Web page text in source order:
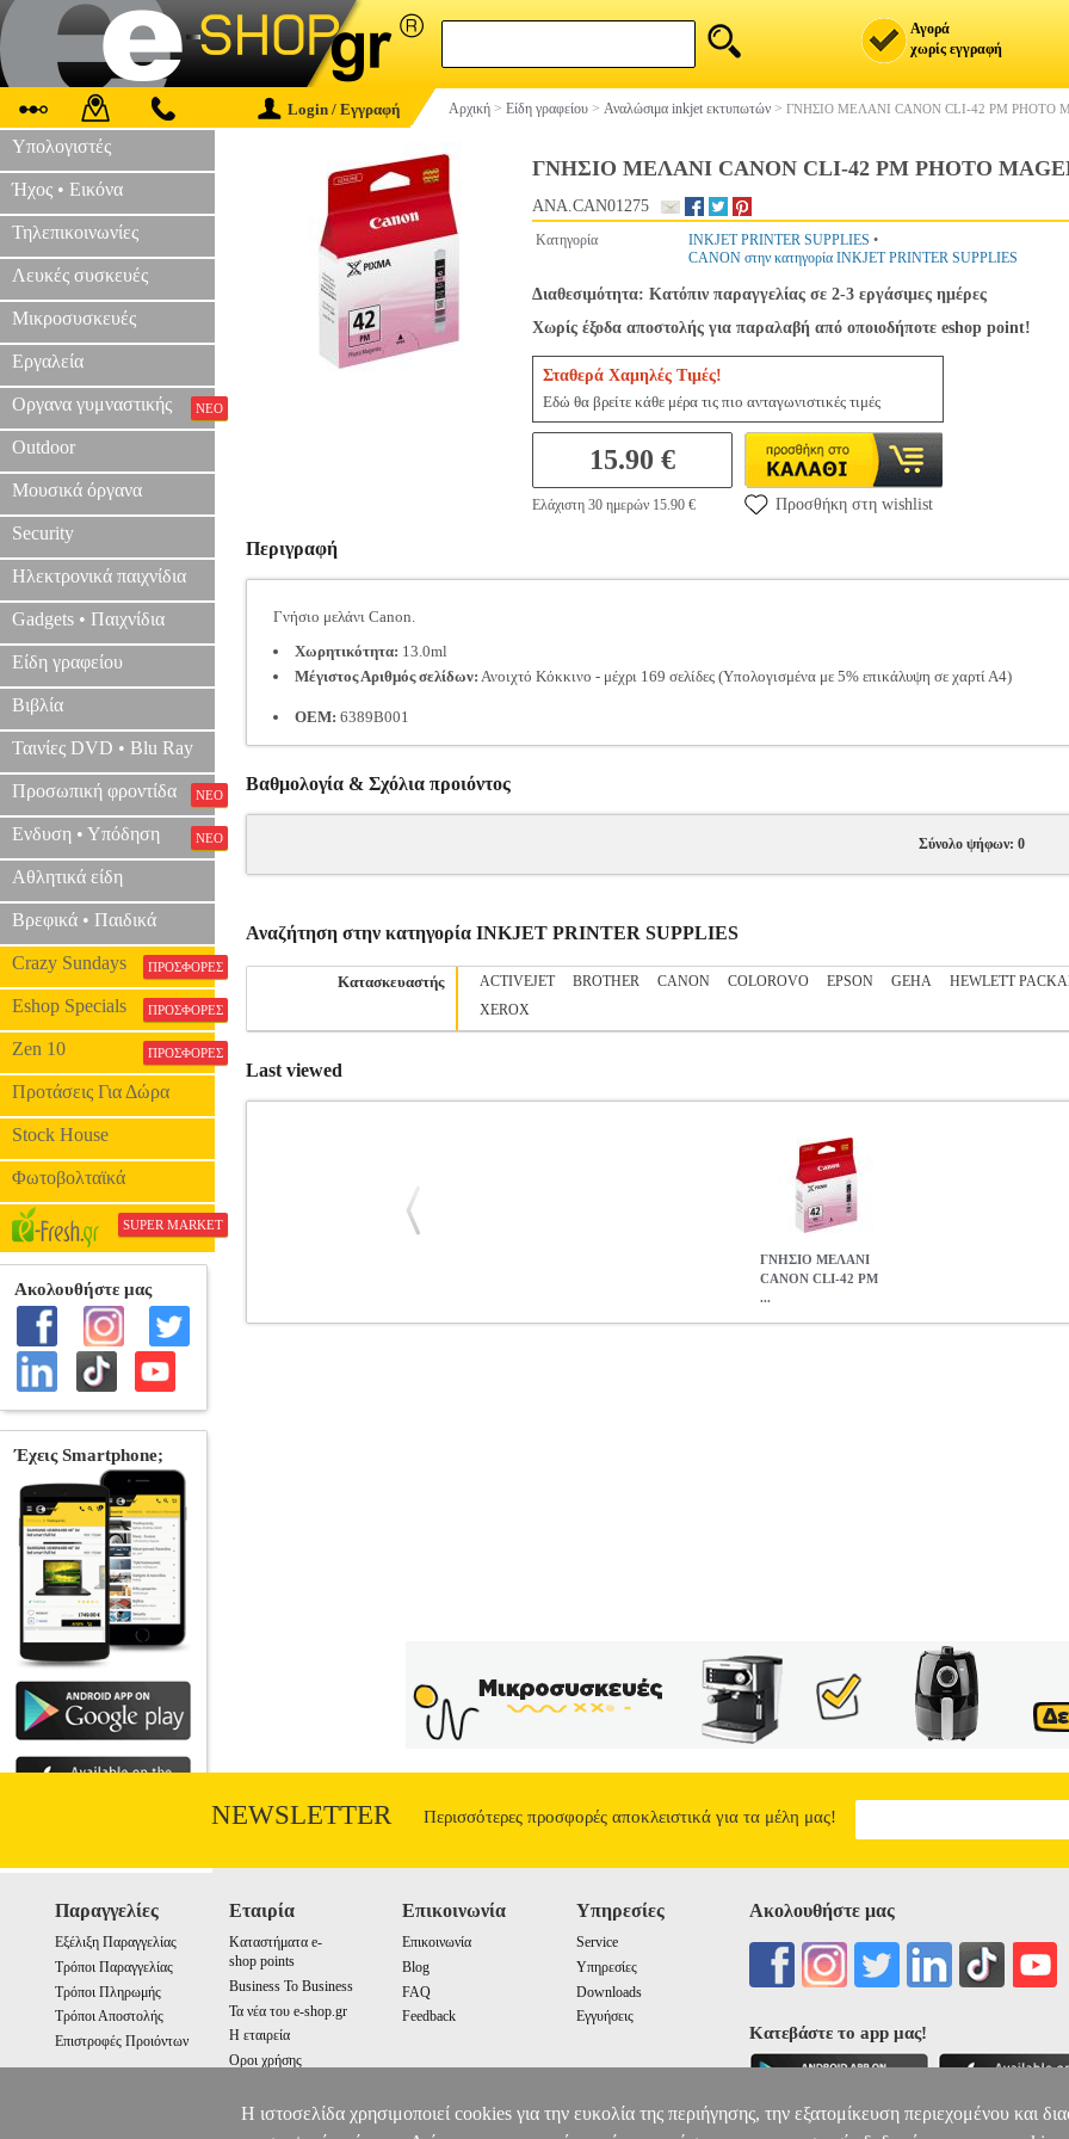
Αγορά
χωρίς εγγραφή
Login / Εγγραφή Αρχική > Είδη γραφείου > Αναλώσιμα inkjet εκτυπωτών > ΓΝΗΣΙΟ ΜΕΛΑΝΙ CANON CLI-42 PM PHOTO
Υπολογιστές
Ήχος • Εικόνα
Τηλεπικοινωνίες
Λευκές συσκευές
Μικροσυσκευές
Εργαλεία
Οργανα γυμναστικής ΝΕΟ
Outdoor
Μουσικά όργανα
Security
Ηλεκτρονικά παιχνίδια
Gadgets • Παιχνίδια
Είδη γραφείου
Βιβλία
Ταινίες DVD • Blu Ray
Προσωπική φροντίδα ΝΕΟ
Ενδυση • Υπόδηση ΝΕΟ
Αθλητικά είδη
Βρεφικά • Παιδικά
Crazy Sundays ΠΡΟΣΦΟΡΕΣ
Eshop Specials ΠΡΟΣΦΟΡΕΣ
Zen 10 ΠΡΟΣΦΟΡΕΣ
Προτάσεις Για Δώρα
Stock House
Φωτοβολταϊκά
SUPER MARKET
ΓΝΗΣΙΟ ΜΕΛΑΝΙ CANON CLI-42 PM PHOTO
ANA.CAN01275
Κατηγορία INKJET PRINTER SUPPLIES •
CANON στην κατηγορία INKJET PRINTER SUPPLIES
Διαθεσιμότητα: Κατόπιν παραγγελίας σε 2-3 εργάσιμες ημέρες
Χωρίς έξοδα αποστολής για παραλαβή από οποιοδήποτε eshop point!
Σταθερά Χαμηλές Τιμές!
Εδώ θα βρείτε κάθε μέρα τις πιο ανταγωνιστικές τιμές
15.90 €
Ελάχιστη 30 ημερών 15.90 € Προσθήκη στη wishlist
Περιγραφή
Γνήσιο μελάνι Canon.
Χωρητικότητα: 13.0ml
Μέγιστος Αριθμός σελίδων: Ανοιχτό Κόκκινο - μέχρι 169 σελίδες (Υπολογισμένα με 5% επικάλυψη σε χαρτί Α4)
OEM: 6389B001
Βαθμολογία & Σχόλια προιόντος
Σύνολο ψήφων: 0
Αναζήτηση στην κατηγορία INKJET PRINTER SUPPLIES
Κατασκευαστής ACTIVEJET BROTHER CANON COLOROVO EPSON GEHA HEWLETT
XEROX
Last viewed
ΓΝΗΣΙΟ ΜΕΛΑΝΙ
CANON CLI-42 PM
...
NEWSLETTER Περισσότερες προσφορές αποκλειστικά για τα μέλη μας!
Παραγγελίες
Εξέλιξη Παραγγελίας
Τρόποι Παραγγελίας
Τρόποι Πληρωμής
Τρόποι Αποστολής
Επιστροφές Προιόντων
Εταιρία
Καταστήματα e-
shop points
Business To Business
Τα νέα του e-shop.gr
Η εταιρεία
Οροι χρήσης
Επικοινωνία
Επικοινωνία
Blog
FAQ
Feedback
Υπηρεσίες
Service
Υπηρεσίες
Downloads
Εγγυήσεις
Ακολουθήστε μας
Κατεβάστε το app μας!
Η ιστοσελίδα χρησιμοποιεί cookies για την ευκολία της περιήγησης, την εξατομίκευση περιεχομένου και